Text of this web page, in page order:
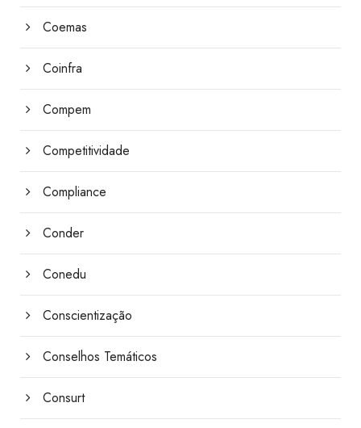
Coemas
Coinfra
Compem
Competitividade
Compliance
Conder
Conedu
Conscientização
Conselhos Temáticos
Consurt